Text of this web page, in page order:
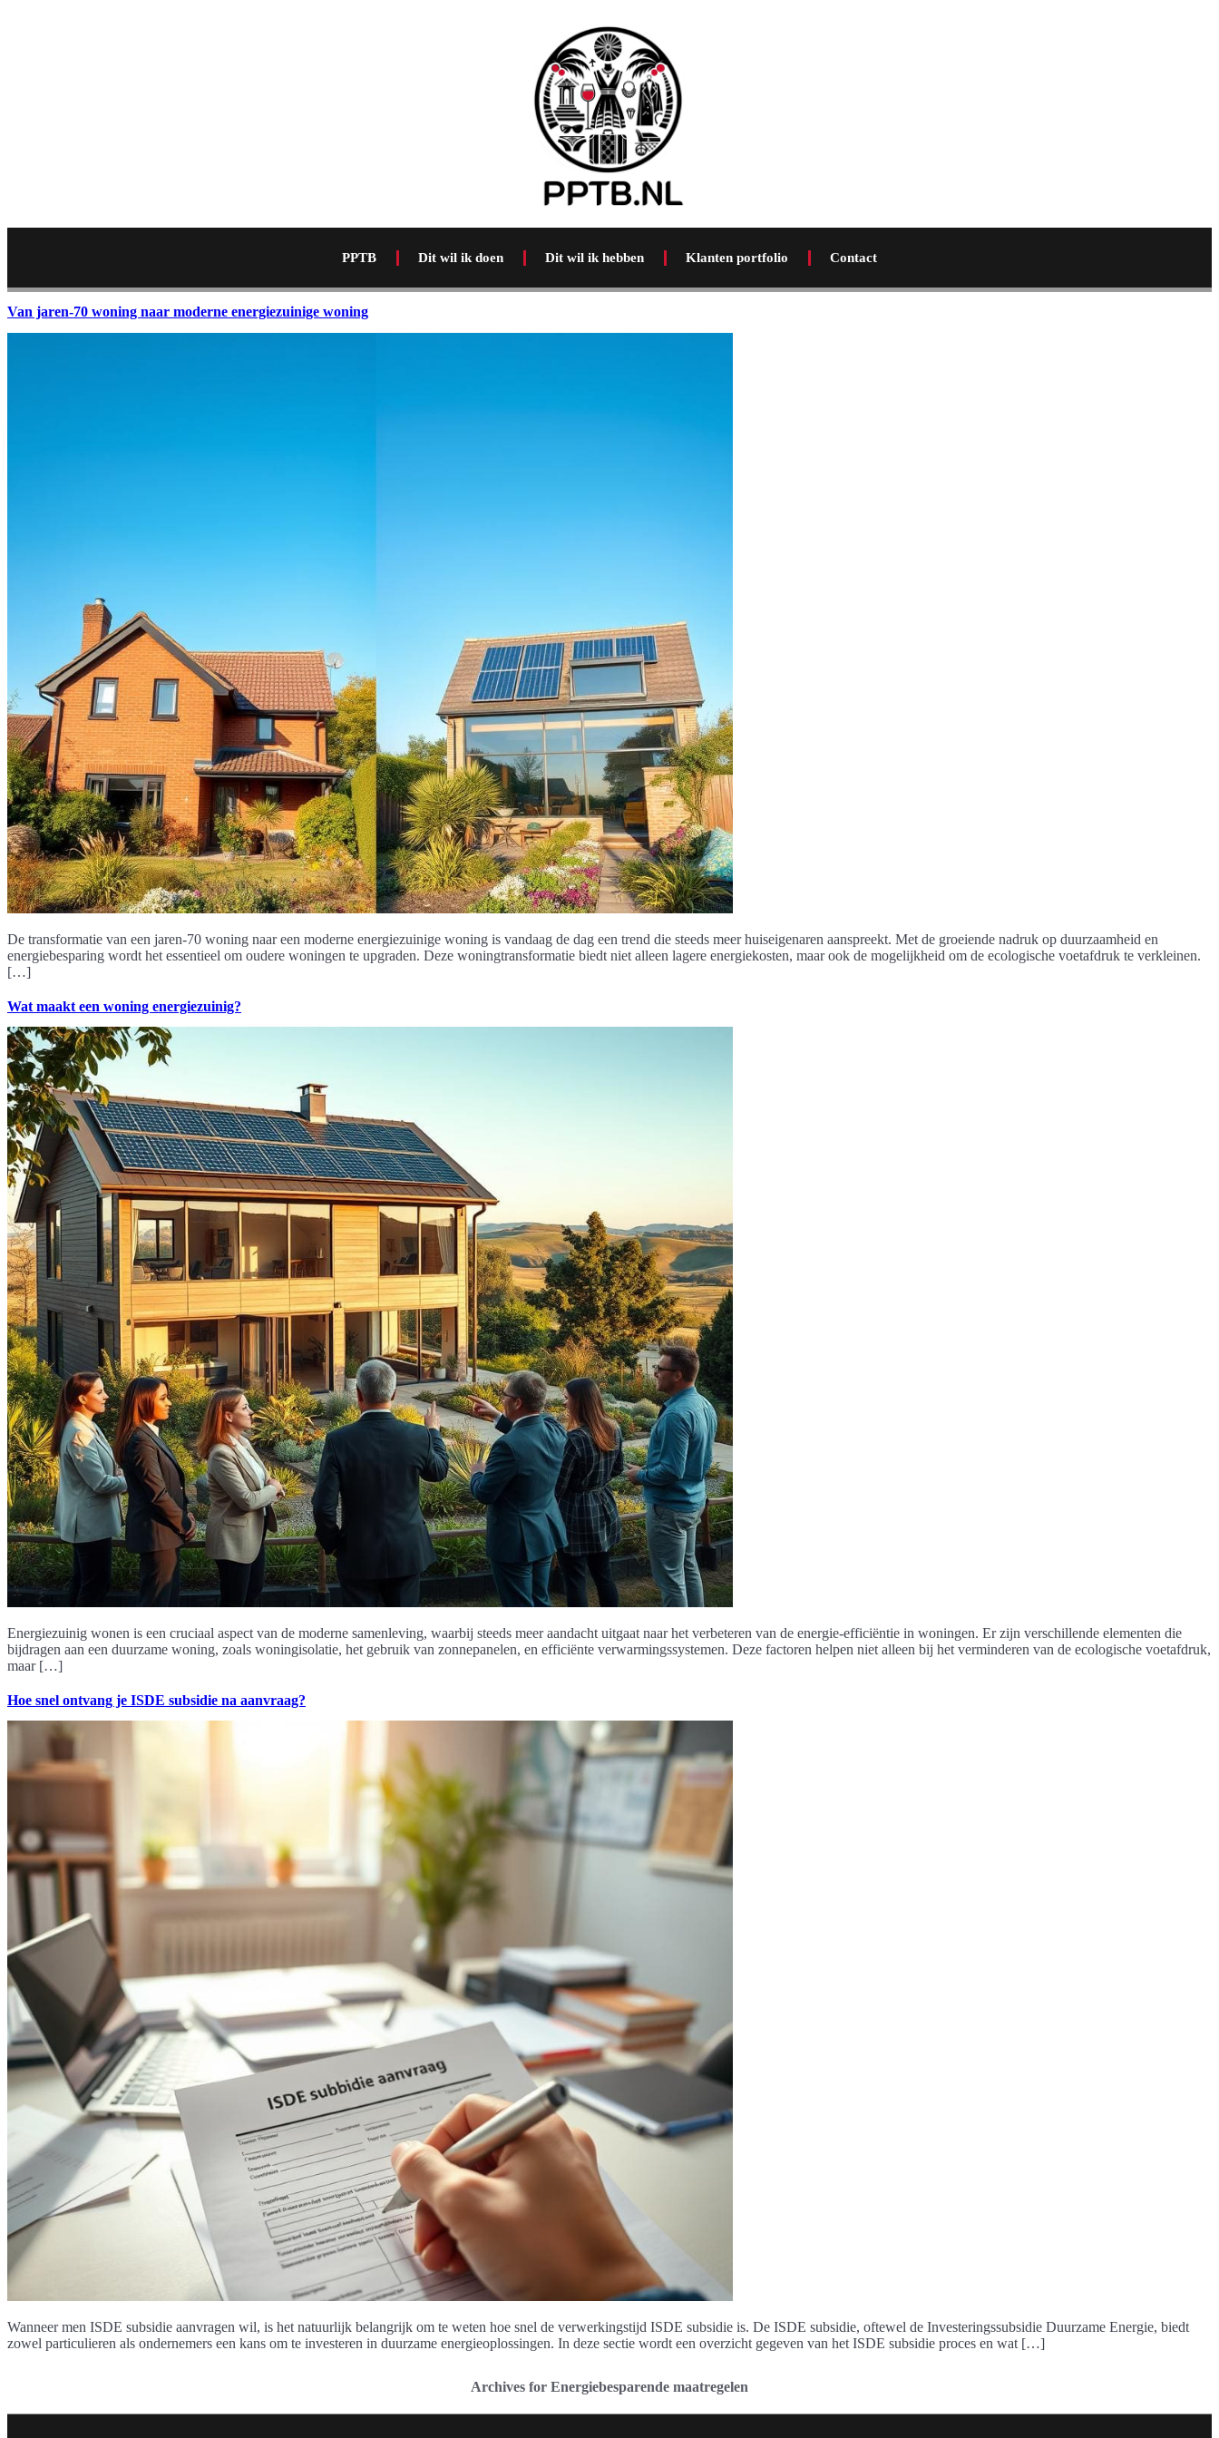
PPTB Dit wil ik doen Dit wil ik hebben Klanten portfolio Contact
Van jaren-70 woning naar moderne energiezuinige woning
De transformatie van een jaren-70 woning naar een moderne energiezuinige woning is vandaag de dag een trend die steeds meer huiseigenaren aanspreekt. Met de groeiende nadruk op duurzaamheid en
energiebesparing wordt het essentieel om oudere woningen te upgraden. Deze woningtransformatie biedt niet alleen lagere energiekosten, maar ook de mogelijkheid om de ecologische voetafdruk te verkleinen.
[…]
Wat maakt een woning energiezuinig?
Energiezuinig wonen is een cruciaal aspect van de moderne samenleving, waarbij steeds meer aandacht uitgaat naar het verbeteren van de energie-efficiëntie in woningen. Er zijn verschillende elementen die
bijdragen aan een duurzame woning, zoals woningisolatie, het gebruik van zonnepanelen, en efficiënte verwarmingssystemen. Deze factoren helpen niet alleen bij het verminderen van de ecologische voetafdruk,
maar […]
Hoe snel ontvang je ISDE subsidie na aanvraag?
Wanneer men ISDE subsidie aanvragen wil, is het natuurlijk belangrijk om te weten hoe snel de verwerkingstijd ISDE subsidie is. De ISDE subsidie, oftewel de Investeringssubsidie Duurzame Energie, biedt
zowel particulieren als ondernemers een kans om te investeren in duurzame energieoplossingen. In deze sectie wordt een overzicht gegeven van het ISDE subsidie proces en wat […]
Archives for Energiebesparende maatregelen